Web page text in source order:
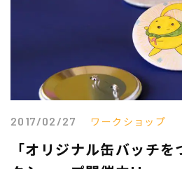
2017/02/27 ワークショップ
「オリジナル缶バッチ